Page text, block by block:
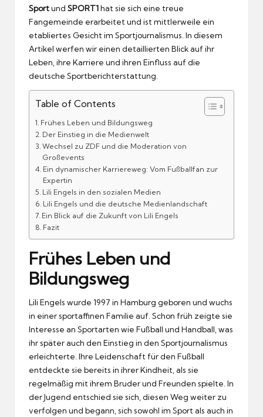
Sportund SPORT1hat sie sich eine treue
Fangemeinde erarbeitet und ist mittlerweile ein
etabliertes Gesicht im Sportjournalismus. In diesem
Artikel werfen wir einen detaillierten Blick auf ihr
Leben, ihre Karriere und ihren Einfluss auf die
deutsche Sportberichterstattung.
Table of Contents
Frühes Leben und Bildungsweg
Der Einstieg in die Medienwelt
Wechsel zu ZDF und die Moderation von
Großevents
Ein dynamischer Karriereweg: Vom Fußballfan zur
Expertin
Lili Engels in den sozialen Medien
Lili Engels und die deutsche Medienlandschaft
Ein Blick auf die Zukunft von Lili Engels
Fazit
Frühes Leben und
Bildungsweg
Lili Engels wurde 1997 in Hamburg geboren und wuchs
in einer sportaffinen Familie auf. Schon früh zeigte sie
Interesse an Sportarten wie Fußball und Handball, was
ihr später auch den Einstieg in den Sportjournalismus
erleichterte. Ihre Leidenschaft für den Fußball
entdeckte sie bereits in ihrer Kindheit, als sie
regelmäßig mit ihrem Bruder und Freunden spielte. In
der Jugend entschied sie sich, diesen Weg weiter zu
verfolgen und begann, sich sowohl im Sport als auch in